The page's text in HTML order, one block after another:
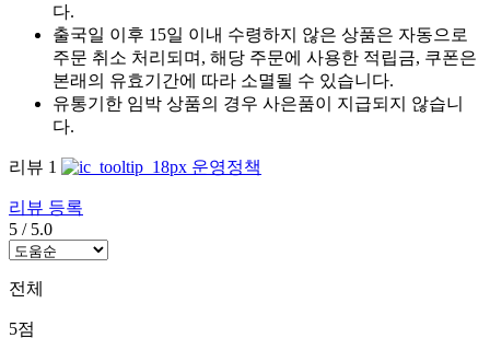
다.
출국일 이후 15일 이내 수령하지 않은 상품은 자동으로
주문 취소 처리되며, 해당 주문에 사용한 적립금, 쿠폰은
본래의 유효기간에 따라 소멸될 수 있습니다.
유통기한 임박 상품의 경우 사은품이 지급되지 않습니
다.
리뷰 1 운영정책
리뷰 등록
5 / 5.0
전체
5점